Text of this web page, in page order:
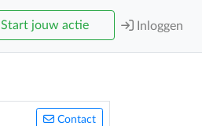
Start jouw actie Inloggen
Contact